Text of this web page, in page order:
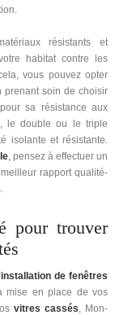
résistants et
habitat contre les
vous pouvez opter
prenant soin de choisir
sa résistance aux
le double ou le triple
isolante et résistante.
, pensez à effectuer un
rapport qualité-
pour trouver
de fenêtres
mise en place de vos
vitres cassés, Mon-